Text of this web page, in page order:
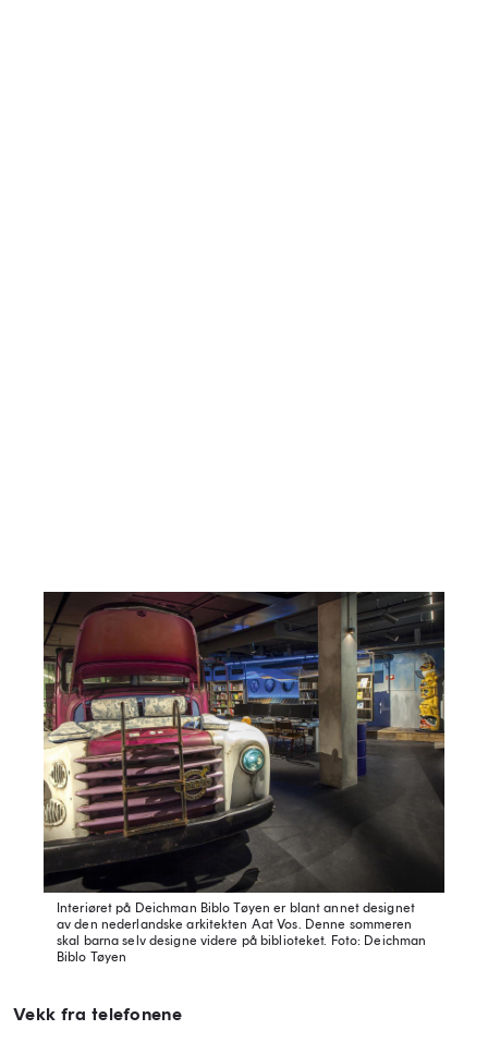
Interiøret på Deichman Biblo Tøyen er blant annet designet
av den nederlandske arkitekten Aat Vos. Denne sommeren
skal barna selv designe videre på biblioteket. Foto: Deichman
Biblo Tøyen
Vekk fra telefonene